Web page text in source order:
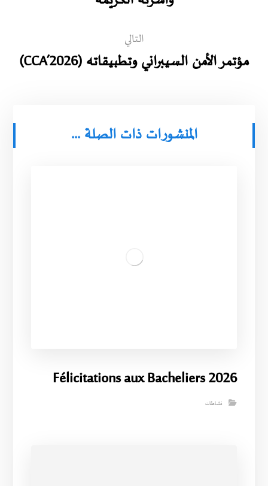
التالي
مؤتمر الأمن السيبراني وتطبيقاته (CCA’2026)
المنشورات ذات الصلة ...
Félicitations aux Bacheliers 2026
نشاطات